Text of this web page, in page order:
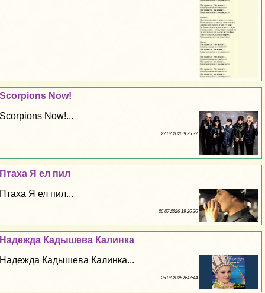
Scorpions Now!
Scorpions Now!...
27 07 2026 9:25:37
Птаха Я ел пил
Птаха Я ел пил...
26 07 2026 19:26:36
Надежда Кадышева Калинка
Надежда Кадышева Калинка...
25 07 2026 8:47:44